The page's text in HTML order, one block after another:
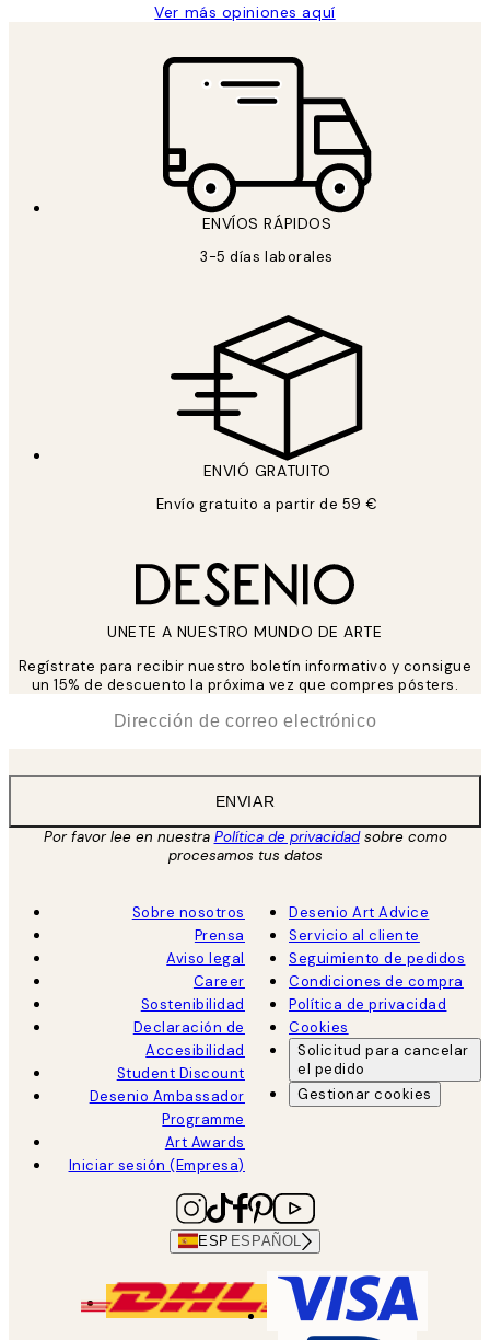
Ver más opiniones aquí
ENVÍOS RÁPIDOS
3-5 días laborales
ENVIÓ GRATUITO
Envío gratuito a partir de 59 €
UNETE A NUESTRO MUNDO DE ARTE
Regístrate para recibir nuestro boletín informativo y consigue
un 15% de descuento la próxima vez que compres pósters.
ENVIAR
Por favor lee en nuestra Política de privacidadsobre como
procesamos tus datos
Sobre nosotros
Prensa
Aviso legal
Career
Sostenibilidad
Declaración de
Accesibilidad
Student Discount
Desenio Ambassador
Programme
Art Awards
Iniciar sesión (Empresa)
Desenio Art Advice
Servicio al cliente
Seguimiento de pedidos
Condiciones de compra
Política de privacidad
Cookies
Solicitud para cancelar
el pedido
Gestionar cookies
ESP ESPAÑOL